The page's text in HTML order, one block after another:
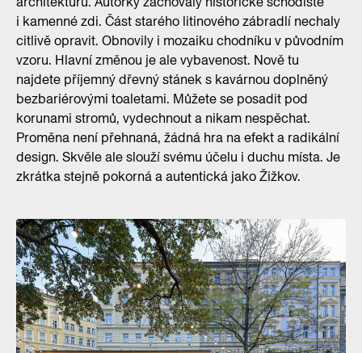
i kamenné zdi. Část starého litinového zábradlí nechaly
citlivě opravit. Obnovily i mozaiku chodníku v původním
vzoru. Hlavní změnou je ale vybavenost. Nově tu
najdete příjemný dřevný stánek s kavárnou doplněný
bezbariérovými toaletami. Můžete se posadit pod
korunami stromů, vydechnout a nikam nespěchat.
Proměna není přehnaná, žádná hra na efekt a radikální
design. Skvěle ale slouží svému účelu i duchu místa. Je
zkrátka stejně pokorná a autentická jako Žižkov.